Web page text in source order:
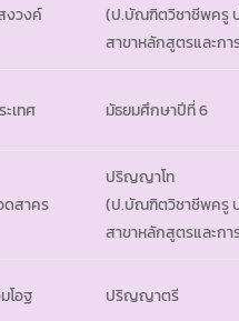
งวงค์
(ป.บัณฑิตวิชาชีพครู
สาขาหลักสูตรและกา
เทศ มัธยมศึกษาปีที่ 6
ดสาคร
ปริญญาโท
(ป.บัณฑิตวิชาชีพครู
สาขาหลักสูตรและกา
โอฐ ปริญญาตรี